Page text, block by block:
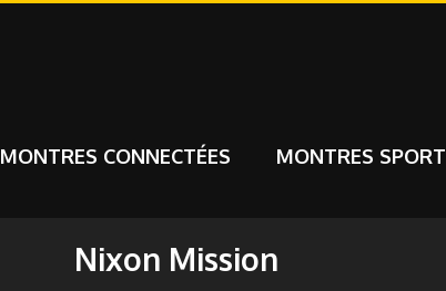
MONTRES CONNECTÉES MONTRES SPORT
Nixon Mission